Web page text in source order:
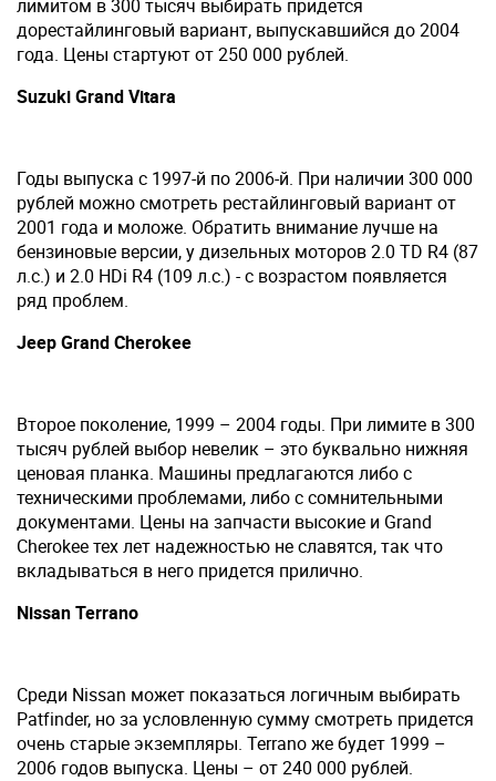
лимитом в 300 тысяч выбирать придется
дорестайлинговый вариант, выпускавшийся до 2004
года. Цены стартуют от 250 000 рублей.
Suzuki Grand Vitara
Годы выпуска с 1997-й по 2006-й. При наличии 300 000
рублей можно смотреть рестайлинговый вариант от
2001 года и моложе. Обратить внимание лучше на
бензиновые версии, у дизельных моторов 2.0 TD R4 (87
л.с.) и 2.0 HDi R4 (109 л.с.) - с возрастом появляется
ряд проблем.
Jeep Grand Cherokee
Второе поколение, 1999 – 2004 годы. При лимите в 300
тысяч рублей выбор невелик – это буквально нижняя
ценовая планка. Машины предлагаются либо с
техническими проблемами, либо с сомнительными
документами. Цены на запчасти высокие и Grand
Cherokee тех лет надежностью не славятся, так что
вкладываться в него придется прилично.
Nissan Terrano
Среди Nissan может показаться логичным выбирать
Patfinder, но за условленную сумму смотреть придется
очень старые экземпляры. Terrano же будет 1999 –
2006 годов выпуска. Цены – от 240 000 рублей.